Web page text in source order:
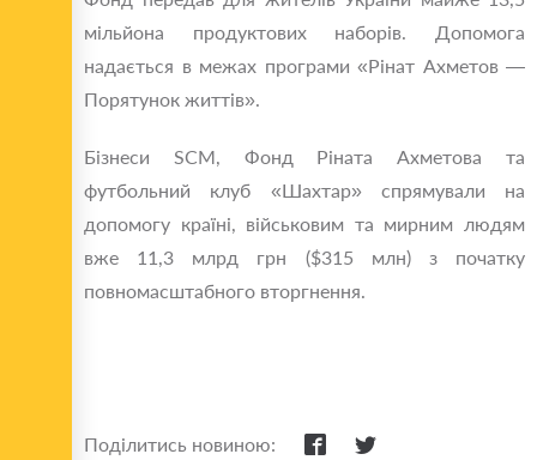
мільйона продуктових наборів. Допомога
надається в межах програми «Рінат Ахметов —
Порятунок життів».
Бізнеси SCM, Фонд Ріната Ахметова та
футбольний клуб «Шахтар» спрямували на
допомогу країні, військовим та мирним людям
вже 11,3 млрд грн ($315 млн) з початку
повномасштабного вторгнення.
Поділитись новиною: